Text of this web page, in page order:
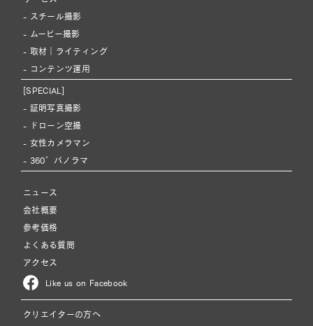
- スチール撮影
- ムービー撮影
- 取材｜ライティング
- コンテンツ運用
[SPECIAL]
- 証明写真撮影
- ドローン空撮
- 女性カメラマン
- 360°パノラマ
ニュース
会社概要
参考価格
よくある質問
アクセス
Like us on Facebook
クリエイターの方へ